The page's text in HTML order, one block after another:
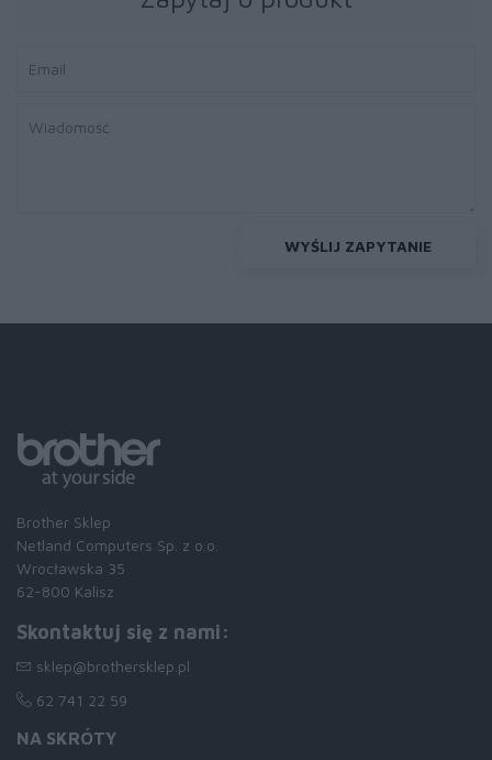
WYŚLIJ ZAPYTANIE
Brother Sklep
Netland Computers Sp. z o.o.
Wrocławska 35
62-800 Kalisz
Skontaktuj się z nami:
sklep@brothersklep.pl
62 741 22 59
NA SKRÓTY